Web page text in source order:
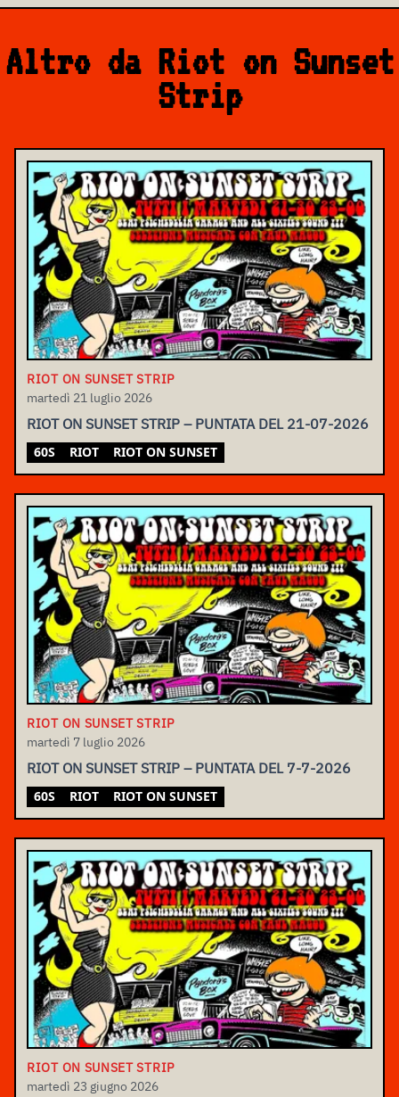
Altro da Riot on Sunset
Strip
RIOT ON SUNSET STRIP
martedì 21 luglio 2026
RIOT ON SUNSET STRIP – PUNTATA DEL 21-07-2026
60S RIOT RIOT ON SUNSET
RIOT ON SUNSET STRIP
martedì 7 luglio 2026
RIOT ON SUNSET STRIP – PUNTATA DEL 7-7-2026
60S RIOT RIOT ON SUNSET
RIOT ON SUNSET STRIP
martedì 23 giugno 2026